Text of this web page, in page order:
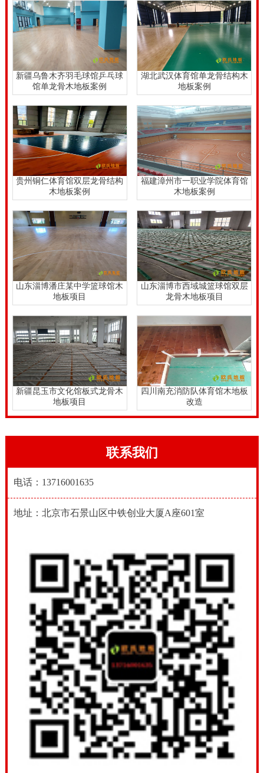
新疆乌鲁木齐羽毛球馆乒乓球
馆单龙骨木地板案例
湖北武汉体育馆单龙骨结构木
地板案例
贵州铜仁体育馆双层龙骨结构
木地板案例
福建漳州市一职业学院体育馆
木地板案例
山东淄博潘庄某中学篮球馆木
地板项目
山东淄博市西域城篮球馆双层
龙骨木地板项目
新疆昆玉市文化馆板式龙骨木
地板项目
四川南充消防队体育馆木地板
改造
联系我们
电话：13716001635
地址：北京市石景山区中铁创业大厦A座601室